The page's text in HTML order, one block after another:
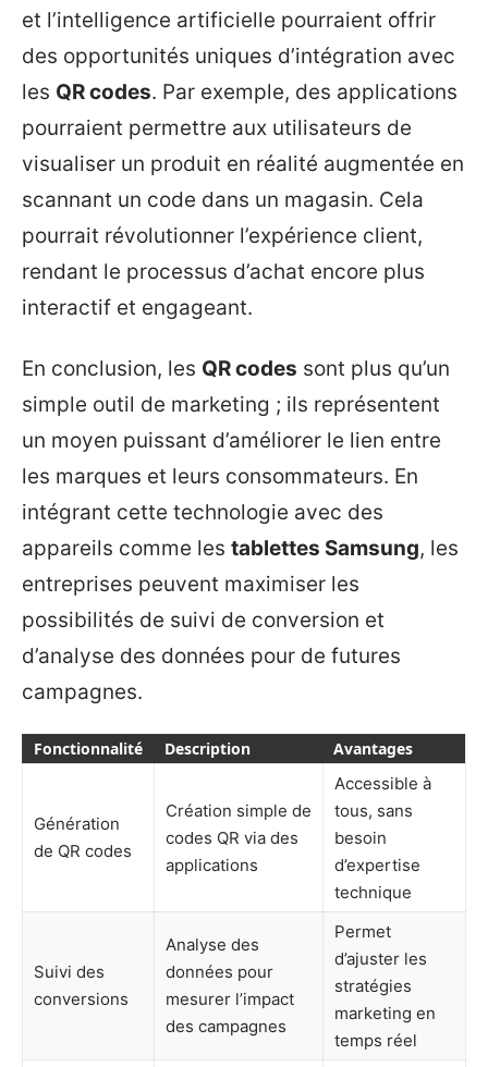
et l’intelligence artificielle pourraient offrir
des opportunités uniques d’intégration avec
les QR codes. Par exemple, des applications
pourraient permettre aux utilisateurs de
visualiser un produit en réalité augmentée en
scannant un code dans un magasin. Cela
pourrait révolutionner l’expérience client,
rendant le processus d’achat encore plus
interactif et engageant.
En conclusion, les QR codes sont plus qu’un
simple outil de marketing ; ils représentent
un moyen puissant d’améliorer le lien entre
les marques et leurs consommateurs. En
intégrant cette technologie avec des
appareils comme les tablettes Samsung, les
entreprises peuvent maximiser les
possibilités de suivi de conversion et
d’analyse des données pour de futures
campagnes.
Fonctionnalité Description Avantages
Génération
de QR codes
Création simple de
codes QR via des
applications
Accessible à
tous, sans
besoin
d’expertise
technique
Suivi des
conversions
Analyse des
données pour
mesurer l’impact
des campagnes
Permet
d’ajuster les
stratégies
marketing en
temps réel